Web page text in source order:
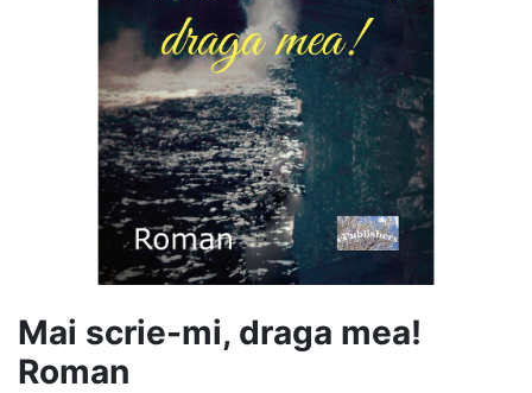
Mai scrie-mi, draga mea!
Roman